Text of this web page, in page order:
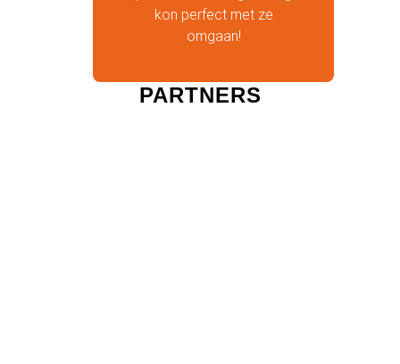
kon perfect met ze
omgaan!
PARTNERS